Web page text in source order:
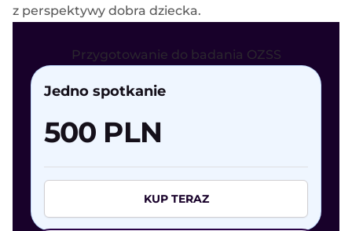
z perspektywy dobra dziecka.
Przygotowanie do badania OZSS
Jedno spotkanie
500 PLN
KUP TERAZ